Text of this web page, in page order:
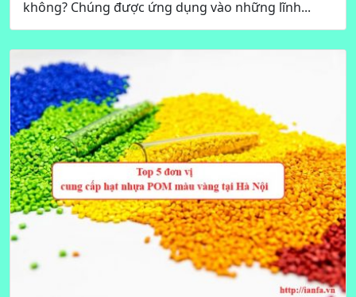
không? Chúng được ứng dụng vào những lĩnh...